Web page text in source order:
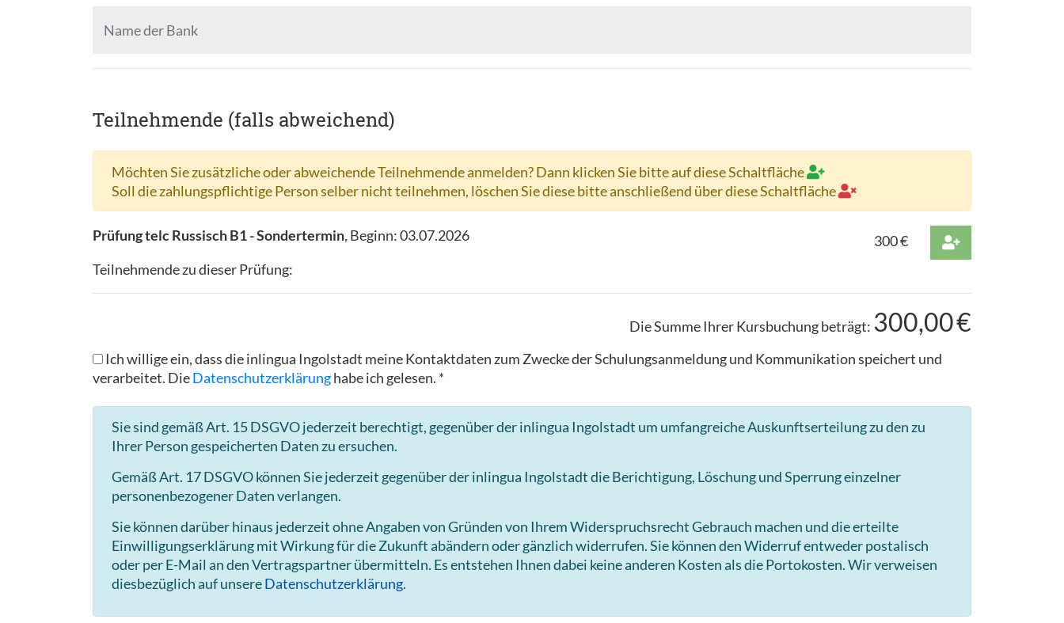
Teilnehmende (falls abweichend)
Möchten Sie zusätzliche oder abweichende Teilnehmende anmelden? Dann klicken Sie bitte auf diese Schaltfläche
Soll die zahlungspflichtige Person selber nicht teilnehmen, löschen Sie diese bitte anschließend über diese Schaltfläche
Prüfung telc Russisch B1 - Sondertermin, Beginn:03.07.2026 300€
Teilnehmende zu dieser Prüfung:
Die Summe Ihrer Kursbuchung beträgt: 300,00€
Ich willige ein, dass die inlingua Ingolstadt meine Kontaktdaten zum Zwecke der Schulungsanmeldung und Kommunikation speichert und
verarbeitet. DieDatenschutzerklärunghabe ich gelesen. *
Sie sind gemäß Art. 15 DSGVO jederzeit berechtigt, gegenüber der inlingua Ingolstadt um umfangreiche Auskunftserteilung zu den zu
Ihrer Person gespeicherten Daten zu ersuchen.
Gemäß Art. 17 DSGVO können Sie jederzeit gegenüber der inlingua Ingolstadt die Berichtigung, Löschung und Sperrung einzelner
personenbezogener Daten verlangen.
Sie können darüber hinaus jederzeit ohne Angaben von Gründen von Ihrem Widerspruchsrecht Gebrauch machen und die erteilte
Einwilligungserklärung mit Wirkung für die Zukunft abändern oder gänzlich widerrufen. Sie können den Widerruf entweder postalisch
oder per E-Mail an den Vertragspartner übermitteln. Es entstehen Ihnen dabei keine anderen Kosten als die Portokosten. Wir verweisen
diesbezüglich auf unsereDatenschutzerklärung.